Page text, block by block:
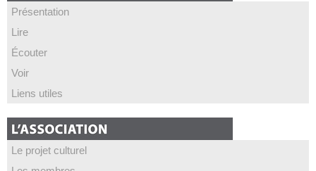
Présentation
Lire
Écouter
Voir
Liens utiles
Le projet culturel